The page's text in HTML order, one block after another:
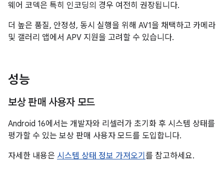
웨어 코덱은 특히 인코딩의 경우 여전히 권장됩니다.
더 높은 품질, 안정성, 동시 실행을 위해 AV1을 채택하고 카메라
및 갤러리 앱에서 APV 지원을 고려할 수 있습니다.
성능
보상 판매 사용자 모드
Android 16에서는 개발자와 리셀러가 초기화 후 시스템 상태를
평가할 수 있는 보상 판매 사용자 모드를 도입합니다.
자세한 내용은 시스템 상태 정보 가져오기 를 참고하세요.